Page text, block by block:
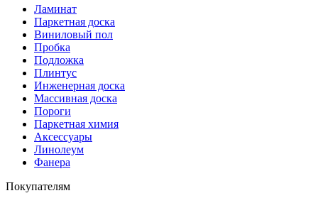
Ламинат
Паркетная доска
Виниловый пол
Пробка
Подложка
Плинтус
Инженерная доска
Массивная доска
Пороги
Паркетная химия
Аксессуары
Линолеум
Фанера
Покупателям